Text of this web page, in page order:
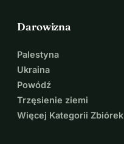
Darowizna
Palestyna
Ukraina
Powódź
Trzęsienie ziemi
Więcej Kategorii Zbiórek